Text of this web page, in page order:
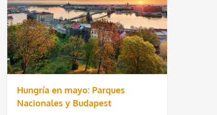
Hungría en mayo: Parques
Nacionales y Budapest